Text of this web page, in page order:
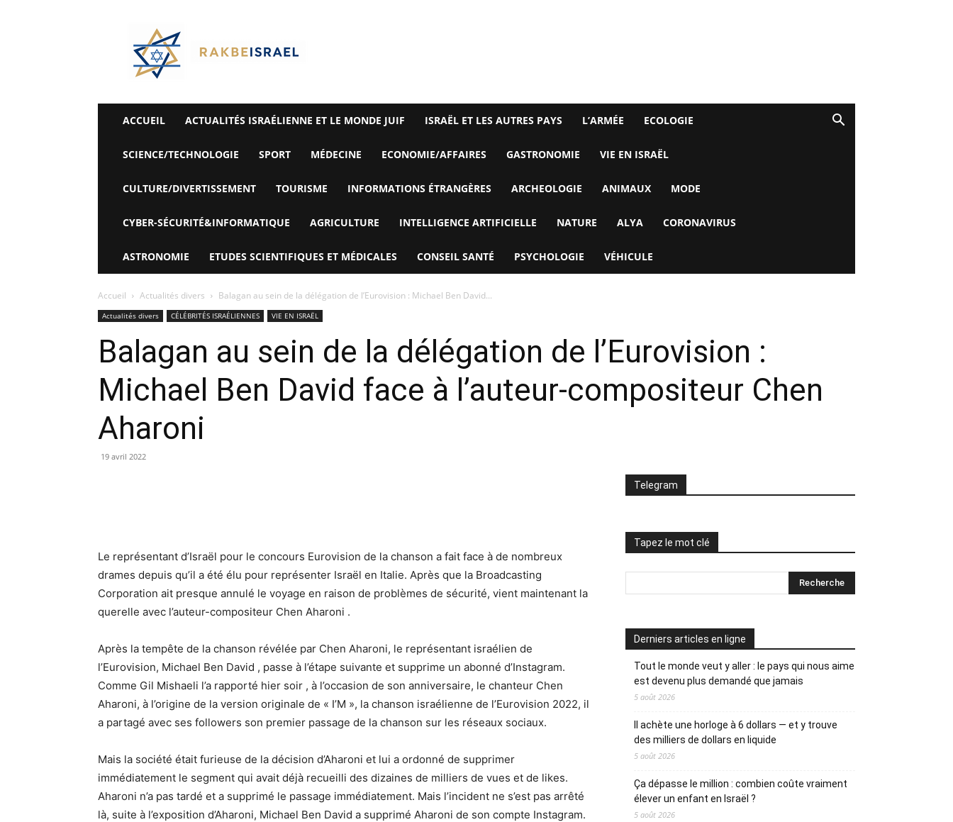
Rak
Be
Israel-
Alyaexpress-
News
ACCUEIL ACTUALITÉS ISRAÉLIENNE ET LE MONDE JUIF ISRAËL ET LES AUTRES PAYS L’ARMÉE ECOLOGIE
SCIENCE/TECHNOLOGIE SPORT MÉDECINE ECONOMIE/AFFAIRES GASTRONOMIE VIE EN ISRAËL
CULTURE/DIVERTISSEMENT TOURISME INFORMATIONS ÉTRANGÈRES ARCHEOLOGIE ANIMAUX MODE
CYBER-SÉCURITÉ&INFORMATIQUE AGRICULTURE INTELLIGENCE ARTIFICIELLE NATURE ALYA CORONAVIRUS
ASTRONOMIE ETUDES SCIENTIFIQUES ET MÉDICALES CONSEIL SANTÉ PSYCHOLOGIE VÉHICULE
Accueil Actualités divers Balagan au sein de la délégation de l’Eurovision : Michael Ben David...
Actualités divers CÉLÉBRITÉS ISRAÉLIENNES VIE EN ISRAËL
Balagan au sein de la délégation de l’Eurovision :
Michael Ben David face à l’auteur-compositeur Chen
Aharoni
19 avril 2022
Le représentant d’Israël pour le concours Eurovision de la chanson a fait face à de nombreux
drames depuis qu’il a été élu pour représenter Israël en Italie. Après que la Broadcasting
Corporation ait presque annulé le voyage en raison de problèmes de sécurité, vient maintenant la
querelle avec l’auteur-compositeur Chen Aharoni .
Après la tempête de la chanson révélée par Chen Aharoni, le représentant israélien de
l’Eurovision, Michael Ben David , passe à l’étape suivante et supprime un abonné d’Instagram.
Comme Gil Mishaeli l’a rapporté hier soir , à l’occasion de son anniversaire, le chanteur Chen
Aharoni, à l’origine de la version originale de « I’M », la chanson israélienne de l’Eurovision 2022, il
a partagé avec ses followers son premier passage de la chanson sur les réseaux sociaux.
Mais la société était furieuse de la décision d’Aharoni et lui a ordonné de supprimer
immédiatement le segment qui avait déjà recueilli des dizaines de milliers de vues et de likes.
Aharoni n’a pas tardé et a supprimé le passage immédiatement. Mais l’incident ne s’est pas arrêté
là, suite à l’exposition d’Aharoni, Michael Ben David a supprimé Aharoni de son compte Instagram.
Telegram
Tapez le mot clé
Derniers articles en ligne
Tout le monde veut y aller : le pays qui nous aime
est devenu plus demandé que jamais
5 août 2026
Il achète une horloge à 6 dollars — et y trouve
des milliers de dollars en liquide
5 août 2026
Ça dépasse le million : combien coûte vraiment
élever un enfant en Israël ?
5 août 2026